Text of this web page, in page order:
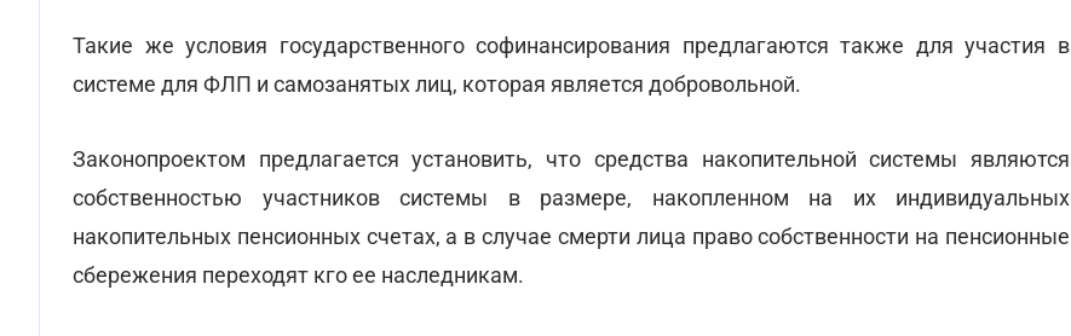
Такие же условия государственного софинансирования предлагаются также для участия в
системе для ФЛП и самозанятых лиц, которая является добровольной.
Законопроектом предлагается установить, что средства накопительной системы являются
собственностью участников системы в размере, накопленном на их индивидуальных
накопительных пенсионных счетах, а в случае смерти лица право собственности на пенсионные
сбережения переходят кго ее наследникам.